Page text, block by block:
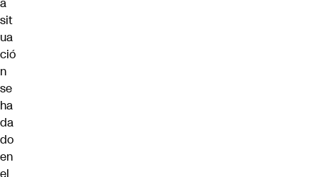
sit
ua
ció
n
se
ha
da
do
en
el